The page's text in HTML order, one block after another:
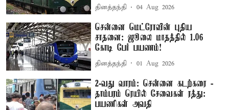
தினத்தந்தி 04 Aug 2026
சென்னை மெட்ரோவின் புதிய
சாதனை: ஜூலை மாதத்தில் 1.06
கோடி பேர் பயணம்!
தினத்தந்தி 01 Aug 2026
2-வது வாரம்: சென்னை கடற்கரை -
தாம்பரம் ரெயில் சேவைகள் ரத்து:
பயணிகள் அவதி